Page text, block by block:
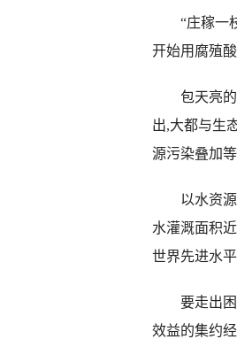
“庄稼一枝
开始用腐殖
包天亮的绿
出,大都与生
源污染叠加
以水资源为
水灌溉面积
世界先进水
要走出困境
效益的集约